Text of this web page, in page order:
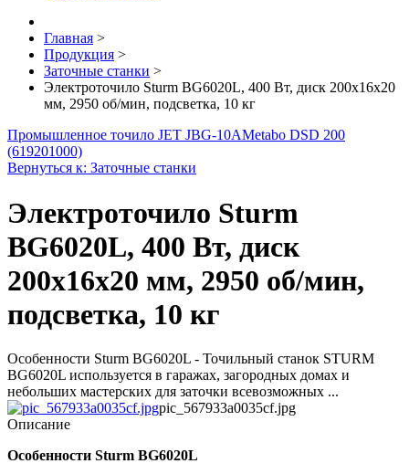
Главная >
Продукция >
Заточные станки >
Электроточило Sturm BG6020L, 400 Вт, диск 200х16х20
мм, 2950 об/мин, подсветка, 10 кг
Промышленное точило JET JBG-10AMetabo DSD 200
(619201000)
Вернуться к: Заточные станки
Электроточило Sturm
BG6020L, 400 Вт, диск
200х16х20 мм, 2950 об/мин,
подсветка, 10 кг
Особенности Sturm BG6020L - Точильный станок STURM
BG6020L используется в гаражах, загородных домах и
небольших мастерских для заточки всевозможных ...
pic_567933a0035cf.jpg
Описание
Особенности Sturm BG6020L